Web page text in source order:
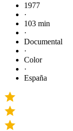
1977
·
103 min
·
Documental
·
Color
·
España